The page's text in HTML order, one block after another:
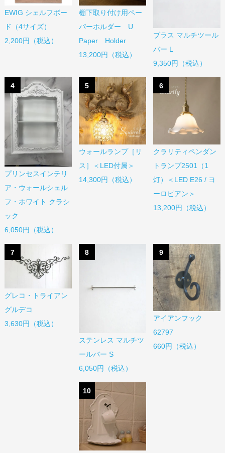
EWIG シェルフボー
ド（4サイズ）
2,200円（税込）
棚下取り付け用ペー
パーホルダー U
Paper Holder
13,200円（税込）
ブラス マルチツール
バー L
9,350円（税込）
4
プリンセスインテリ
ア・ウォールシェル
フ・ホワイト クラシ
ック
6,050円（税込）
5
ウォールランプ［リ
ス］＜LED付属＞
14,300円（税込）
6
クラリティペンダン
トランプ2501（1
灯）＜LED E26 / ヨ
ーロピアン＞
13,200円（税込）
7
グレコ・トライアン
グルデコ
3,630円（税込）
8
ステンレス マルチツ
ールバー S
6,050円（税込）
9
アイアンフック
62797
660円（税込）
10